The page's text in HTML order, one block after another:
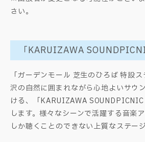
さい。
「KARUIZAWA
「ガーデンモール 芝生のひろば 特設
沢の自然に囲まれながら心地よいサウ
ける、「KARUIZAWA
します。様々なシーンで活躍する音楽
しか聴くことのできない上質なステー